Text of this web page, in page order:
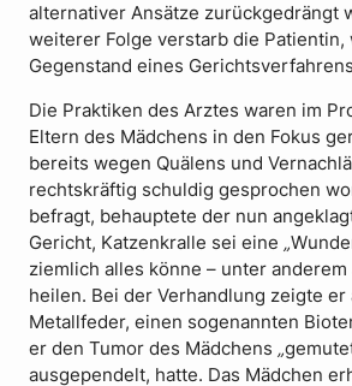
alternativer Ansätze zurückgedrängt
weiterer Folge verstarb die Patientin,
Gegenstand eines
Die Praktiken des Arztes waren im
Eltern des Mädchens in den Fokus
bereits wegen Quälens und
rechtskräftig schuldig gesprochen
befragt, behauptete der nun
Gericht, Katzenkralle sei eine „
ziemlich alles könne – unter anderem
heilen. Bei der Verhandlung zeigte er
Metallfeder, einen sogenannten
er den Tumor des Mädchens „
ausgependelt, hatte. Das Mädchen